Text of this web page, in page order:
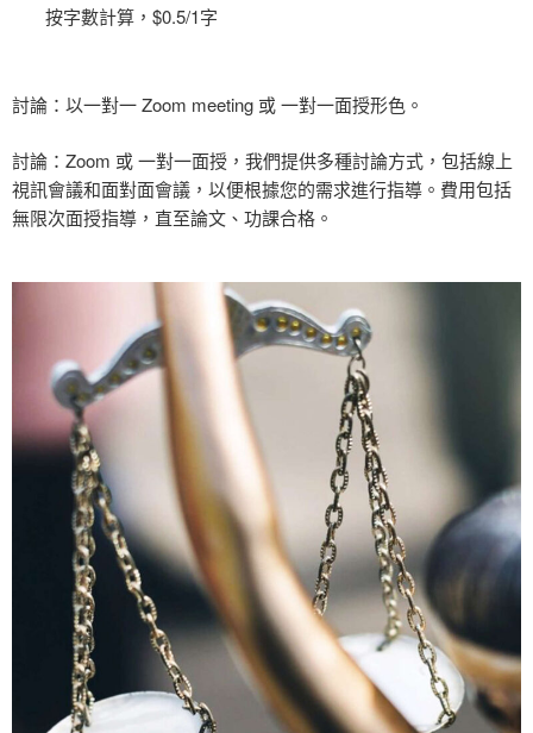
按字數計算，$0.5/1字
討論：以一對一Zoom meeting 或一對一面授形色。
討論： Zoom 或一對一面授，我們提供多種討論方式，包括線上
視訊會議和面對面會議，以便根據您的需求進行指導。費用包括
無限次面授指導，直至論文、功課合格。